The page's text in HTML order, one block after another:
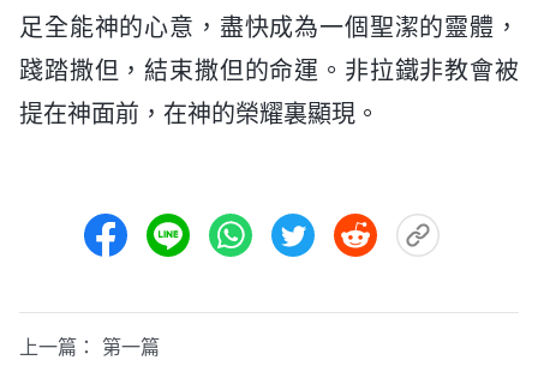
足全能神的心意，盡快成為一個聖潔的靈體，
踐踏撒但，結束撒但的命運。非拉鐵非教會被
提在神面前，在神的榮耀裏顯現。
上一篇： 第一篇